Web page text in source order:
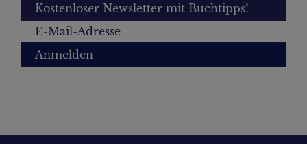
Kostenloser Newsletter mit Buchtipps!
Anmelden